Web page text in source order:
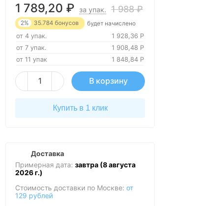
1 789,20 ₽ за упак. 1 988₽
2% 35.784 бонусов будет начислено
от 4 упак. 1 928,36 Р
от 7 упак.
1 908,48 Р
от 11 упак
1 848,84 Р
В корзину
Купить в 1 клик
Доставка
Примерная дата: завтра (8 августа
2026 г.)
Стоимость доставки по Москве: от
129 рублей